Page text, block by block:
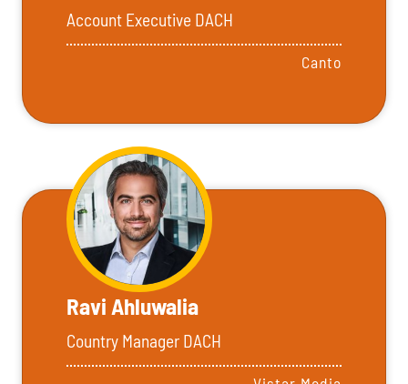
Account Executive DACH
Canto
Ravi Ahluwalia
Country Manager DACH